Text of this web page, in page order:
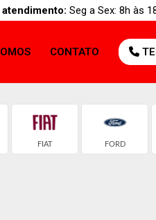
Seg a Sex: 8h às
CONTATO
FIAT FORD